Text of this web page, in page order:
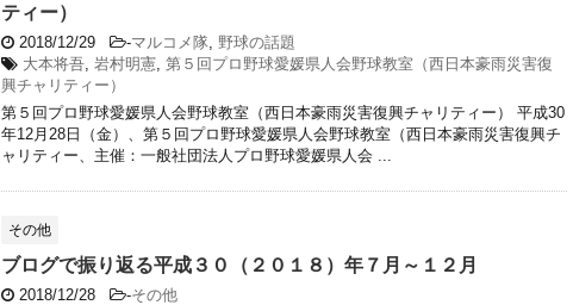
ティー）
2018/12/29 -マルコメ隊 野球の話題
大本将吾 岩村明憲 第５回プロ野球愛媛県人会野球教室（西日本豪雨災害復
興チャリティー）
第５回プロ野球愛媛県人会野球教室（西日本豪雨災害復興チャリティー） 平成30
年12月28日（金）、第５回プロ野球愛媛県人会野球教室（西日本豪雨災害復興チ
ャリティー、主催：一般社団法人プロ野球愛媛県人会 ...
その他
ブログで振り返る平成３０（２０１８）年７月～１２月
2018/12/28 -その他